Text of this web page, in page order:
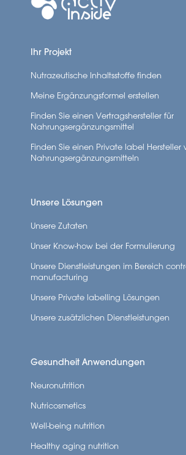
Ihr Projekt
Nutrazeutische Inhaltsstoffe finden
Meine Ergänzungsformel erstellen
Finden Sie einen Vertragshersteller für
Nahrungsergänzungsmittel
Finden Sie einen Private label Hersteller
Nahrungsergänzungsmitteln
Unsere Lösungen
Unsere Zutaten
Unser Know-how bei der Formulierung
Unsere Dienstleistungen im Bereich
manufacturing
Unsere Private labelling Lösungen
Unsere zusätzlichen Dienstleistungen
Gesundheit Anwendungen
Neuronutrition
Nutricosmetics
Well-being nutrition
Healthy aging nutrition